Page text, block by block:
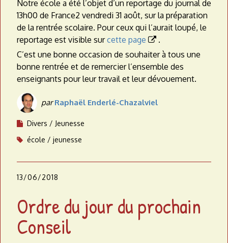
Notre école a été l’objet d’un reportage du journal de
13h00 de France2 vendredi 31 août, sur la préparation
de la rentrée scolaire. Pour ceux qui l’aurait loupé, le
reportage est visible surcette page  .
C’est une bonne occasion de souhaiter à tous une
bonne rentrée et de remercier l’ensemble des
enseignants pour leur travail et leur dévouement.
parRaphaël Enderlé-Chazalviel
Divers
Jeunesse
école
jeunesse
13/06/2018
Ordre du jour du prochain
Conseil